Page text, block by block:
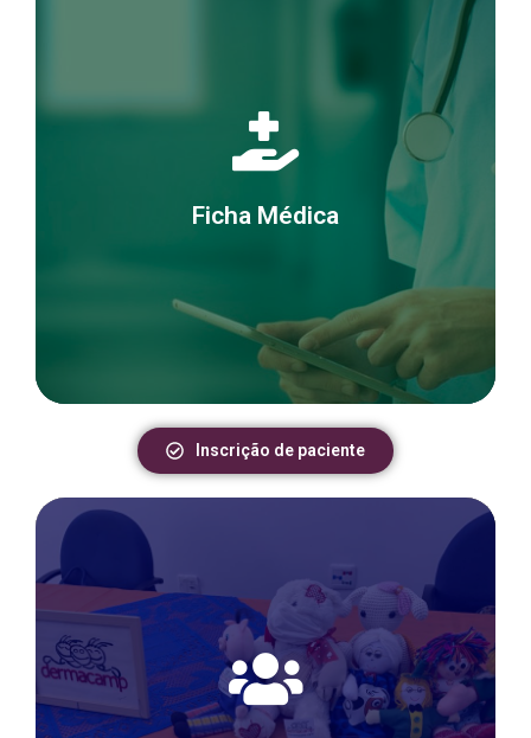
Ficha Médica
Prezado(a) Doutor(a)
Para realizar a inscrição de seu paciente por favor
preencher a ficha cadastral referente ao ano de
Inscrição de paciente
Prezados Pais
Para inscrever o seu filho(a) por favor preencher a